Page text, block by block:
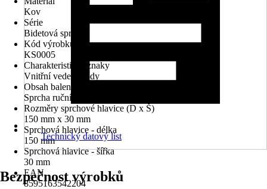
Kov
Série
Bidetová sprcha
Kód výrobku
KS0005
Charakteristické znaky
Vnitřní vedení vody
Obsah balení
Sprcha ruční
Rozměry sprchové hlavice (D x Š)
150 mm x 30 mm
Sprchová hlavice - délka
150 mm
Sprchová hlavice - šířka
30 mm
EAN
8595163542204
Technický datový list
Bezpečnost výrobků